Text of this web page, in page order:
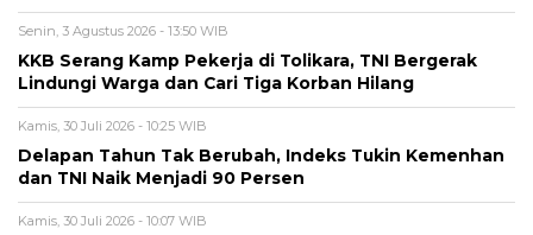
Senin, 3 Agustus 2026 - 13:50 WIB
KKB Serang Kamp Pekerja di Tolikara, TNI Bergerak
Lindungi Warga dan Cari Tiga Korban Hilang
Kamis, 30 Juli 2026 - 10:25 WIB
Delapan Tahun Tak Berubah, Indeks Tukin Kemenhan
dan TNI Naik Menjadi 90 Persen
Kamis, 30 Juli 2026 - 10:07 WIB